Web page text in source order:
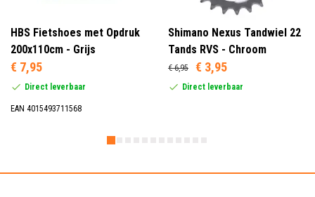
HBS Fietshoes met Opdruk
200x110cm - Grijs
€ 7,95
Direct leverbaar
EAN 4015493711568
Shimano Nexus Tandwiel 22
Tands RVS - Chroom
€ 6,95 € 3,95
Direct leverbaar